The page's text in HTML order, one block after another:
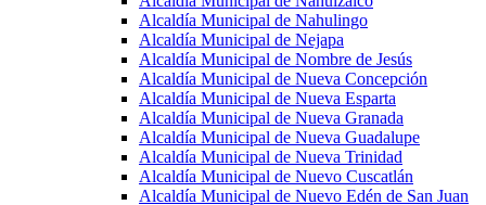
Alcaldía Municipal de Nahulingo
Alcaldía Municipal de Nejapa
Alcaldía Municipal de Nombre de Jesús
Alcaldía Municipal de Nueva Concepción
Alcaldía Municipal de Nueva Esparta
Alcaldía Municipal de Nueva Granada
Alcaldía Municipal de Nueva Guadalupe
Alcaldía Municipal de Nueva Trinidad
Alcaldía Municipal de Nuevo Cuscatlán
Alcaldía Municipal de Nuevo Edén de San Juan